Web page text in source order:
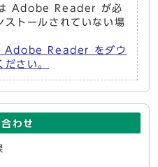
Adobe Reader が必
ストールされていない場
Adobe Reader をダウ
さい。
わせ